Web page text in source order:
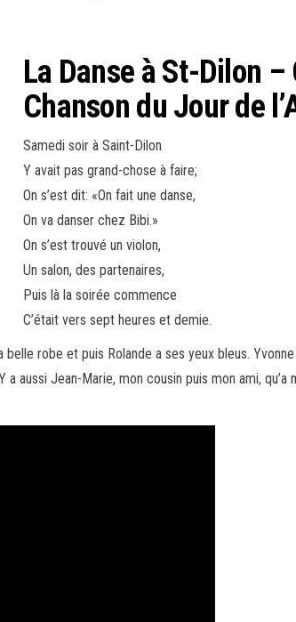
La Danse à St-Dilon
Chanson du Jour de
Samedi soir à Saint-Dilon
Y avait pas grand-chose à faire;
On s’est dit: «On fait une danse,
On va danser chez Bibi.»
On s’est trouvé un violon,
Un salon, des partenaires,
Puis là la soirée commence
C’était vers sept heures et demie.
robe et puis Rolande a ses yeux bleus.
a aussi Jean-Marie, mon cousin puis mon ami,